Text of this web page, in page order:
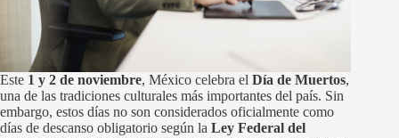
Este 1 y 2 de noviembre, México celebra el Día de Muertos,
una de las tradiciones culturales más importantes del país. Sin
embargo, estos días no son considerados oficialmente como
días de descanso obligatorio según la Ley Federal del